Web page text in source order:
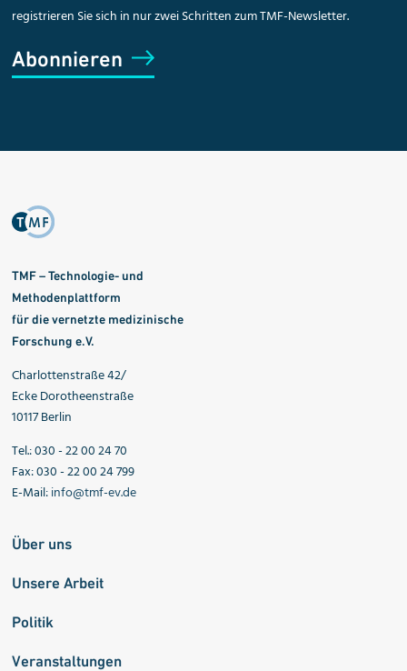
registrieren Sie sich in nur zwei Schritten zum TMF-Newsletter.
Abonnieren
TMF – Technologie- und
Methodenplattform
für die vernetzte medizinische
Forschung e.V.
Charlottenstraße 42/
Ecke Dorotheenstraße
10117 Berlin
Tel.: 030 - 22 00 24 70
Fax: 030 - 22 00 24 799
E-Mail:info@tmf-ev.de
Über uns
Unsere Arbeit
Politik
Veranstaltungen